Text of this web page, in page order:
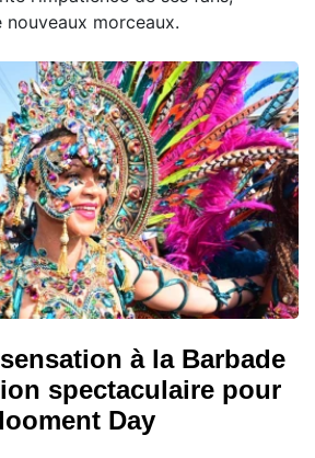
nouveaux morceaux.
à la Barbade
spectaculaire pour
Day